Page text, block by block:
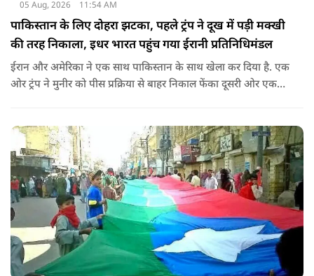
05 Aug, 2026 11:54 AM
पाकिस्तान के लिए दोहरा झटका, पहले ट्रंप ने दूख में पड़ी मक्खी
की तरह निकाला, इधर भारत पहुंच गया ईरानी प्रतिनिधिमंडल
ईरान और अमेरिका ने एक साथ पाकिस्तान के साथ खेला कर दिया है. एक
ओर ट्रंप ने मुनीर को पीस प्रक्रिया से बाहर निकाल फेंका दूसरी ओर एक